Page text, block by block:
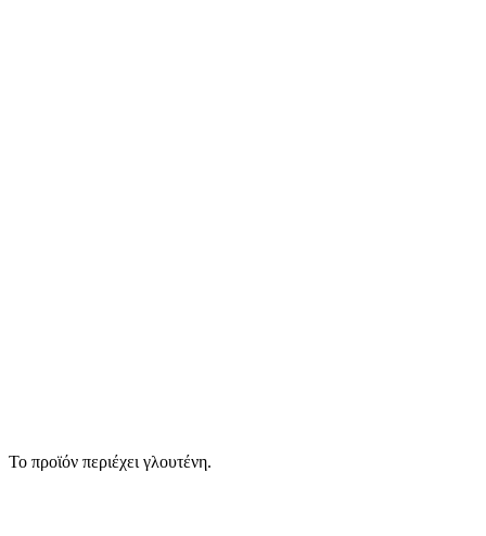
Το προϊόν περιέχει γλουτένη.